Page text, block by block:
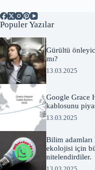
Populer Yazılar
Gürültü
mı?
13.03.2025
Google Grace
kablosunu
13.03.2025
Bilim adamları
ekolojisi için
nitelendirdiler.